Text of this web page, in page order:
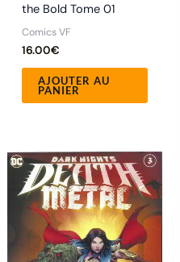
the Bold Tome 01
Comics VF
16.00€
AJOUTER AU
PANIER
Plage
de
prix :
7.00€
à
12.50€
Ce
a